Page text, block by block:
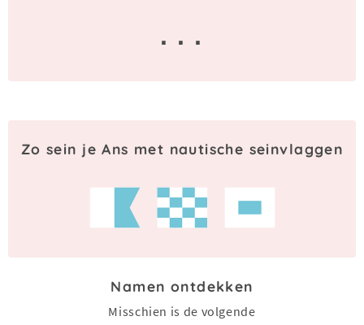
· · ·
Zo sein je Ans met nautische seinvlaggen
Namen ontdekken
Misschien is de volgende